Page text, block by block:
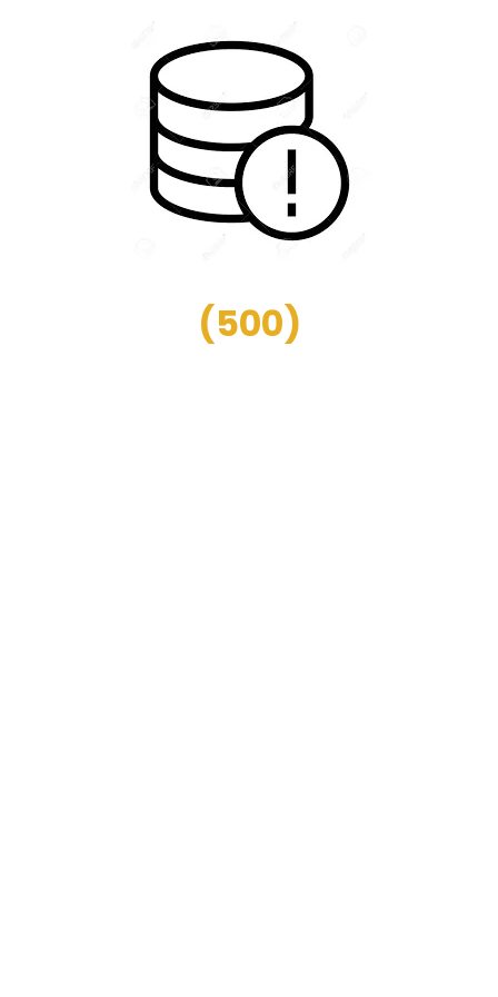
(500)